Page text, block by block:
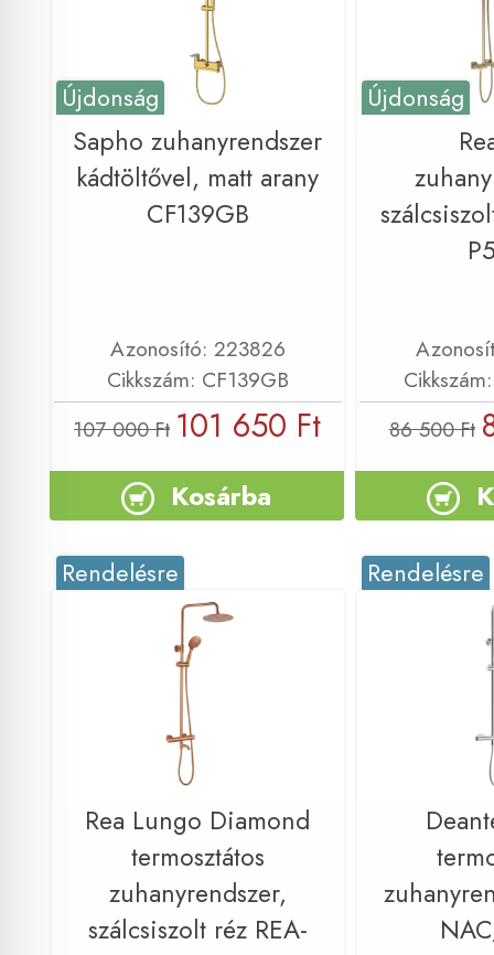
Újdonság
Sapho zuhanyrendszer
kádtöltővel, matt arany
CF139GB
Azonosító: 223826
Cikkszám: CF139GB
107 000 Ft 101 650 Ft
Kosárba
Újdonság
86 500 Ft
Rendelésre
Rea Lungo Diamond
termosztátos
zuhanyrendszer,
szálcsiszolt réz REA-
Rendelésre